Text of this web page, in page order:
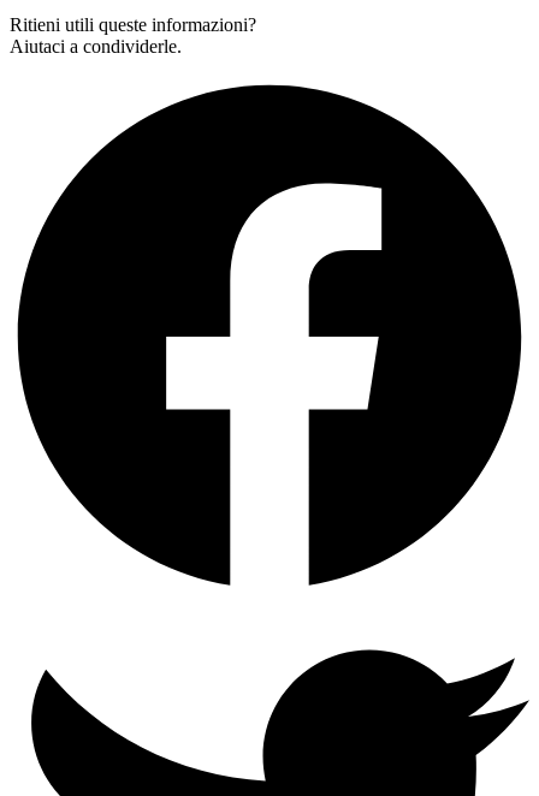
Ritieni utili queste informazioni?
Aiutaci a condividerle.